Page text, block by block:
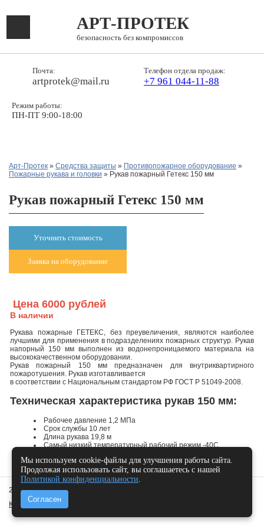
АРТ-ПРОТЕК
безопасность без компромиссов
Почта:
artprotek@mail.ru
Телефон отдела продаж:
+7 961 044-11-88
Режим работы:
ПН-ПТ 9:00-18:00
Арт-Протек » Средства защиты » Противопожарное оборудование »
Пожарные рукава и головки » Рукав пожарный Гетекс 150 мм
Рукав пожарный Гетекс 150 мм
Уточнить стоимость
Заявка на оборудование
Цена 6000 рублей
В наличии
Рукава пожарные ГЕТЕКС, без преувеличения, являются наиболее
лучшими для применения в подразделениях пожарных структур. Рукав
напорный 150 мм выполнен из водонепроницаемого материала на
высококачественном оборудовании.
Рукав пожарный 150 мм предназначен для внутриквартирного
пожаротушения. Рукав изготавливается
в соответствии с Национальным стандартом РФ ГОСТ Р 51049-2008.
Техническая характеристика рукав 150 мм:
Рабочее давление 1,2 МПа
Срок службы 10 лет
Длина рукава 19,8 м
Самый низкий температурный рабочий режим -40С
Масса 25 кг
2010 -2026 © Арт-Протек,
Карта сайта
Мы используем cookie-файлы для улучшения работы сайта.
Продолжая использовать сайт, вы соглашаетесь с нашей
Политикой конфиденциальности.
Согласен